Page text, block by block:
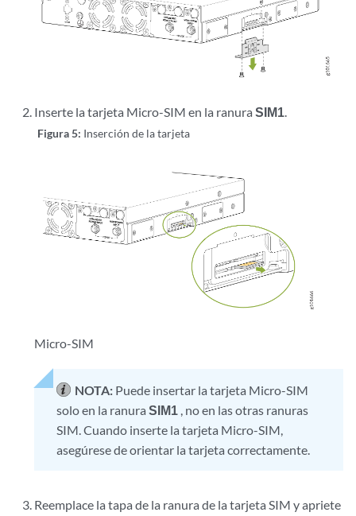
Inserte la tarjeta Micro-SIM en la ranuraSIM1.
Figura 5: Inserción de la tarjeta
Micro-SIM
NOTA: Puede insertar la tarjeta Micro-SIM
solo en la ranuraSIM1 , no en las otras ranuras
SIM. Cuando inserte la tarjeta Micro-SIM,
asegúrese de orientar la tarjeta correctamente.
Reemplace la tapa de la ranura de la tarjeta SIM y apriete